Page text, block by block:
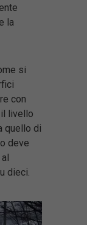
la
si
con
livello
quello di
deve
dieci.